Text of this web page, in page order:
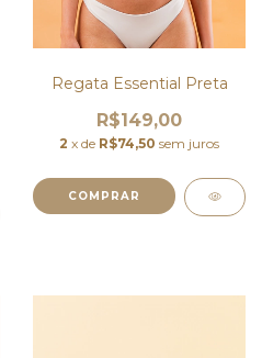
Regata Essential Preta
R$149,00
2 x de R$74,50 sem juros
COMPRAR